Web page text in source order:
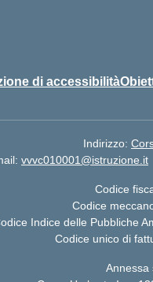
di accessibilità
Indirizzo:
vvvc010001@istruzione.it
Codice
Codice
Indice delle Pubbliche
Codice unico di
Annessa